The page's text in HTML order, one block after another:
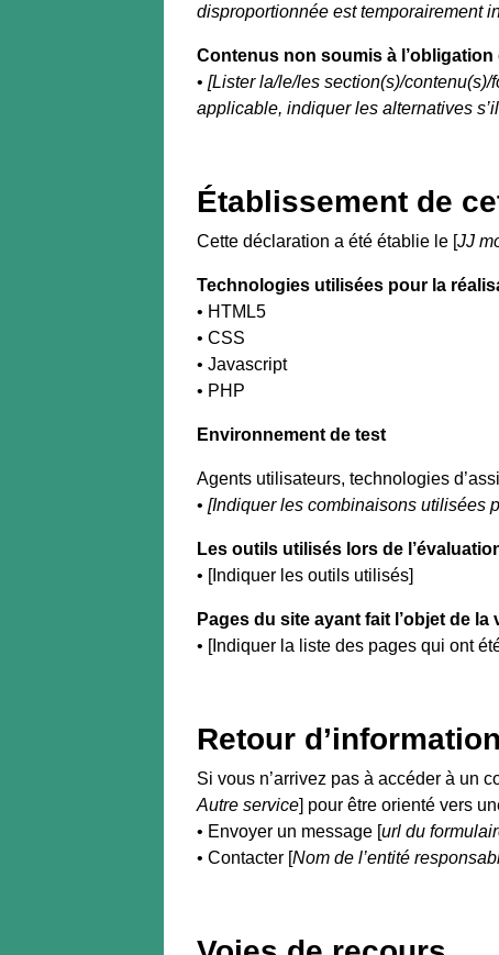
disproportionnée est temporairement
Contenus non soumis à l’obligation
• [Lister la/le/les section(s)/
applicable, indiquer les alternatives
Établissement de
Cette déclaration a été établie le [JJ
Technologies utilisées pour la
• HTML5
• CSS
• Javascript
• PHP
Environnement de test
Agents utilisateurs, technologies
•[Indiquer les combinaisons utilisées
Les outils utilisés lors de
• [Indiquer les outils utilisés]
Pages du site ayant fait l’objet de
• [Indiquer la liste des pages qui ont
Retour
Si vous n’arrivez pas à accéder à un
Autre service] pour être orienté vers
• Envoyer un message [url du
• Contacter [Nom de l’entité